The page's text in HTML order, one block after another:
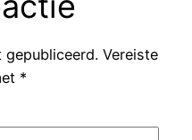
Vereiste
*